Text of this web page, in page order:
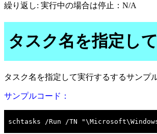
繰り返し: 実行中の場合は停止：N/A
タスク名を指定し
タスク名を指定して実行するするサンプ
サンプルコード：